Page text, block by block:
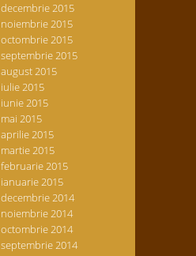
decembrie 2015
noiembrie 2015
octombrie 2015
septembrie 2015
august 2015
iulie 2015
iunie 2015
mai 2015
aprilie 2015
martie 2015
februarie 2015
ianuarie 2015
decembrie 2014
noiembrie 2014
octombrie 2014
septembrie 2014